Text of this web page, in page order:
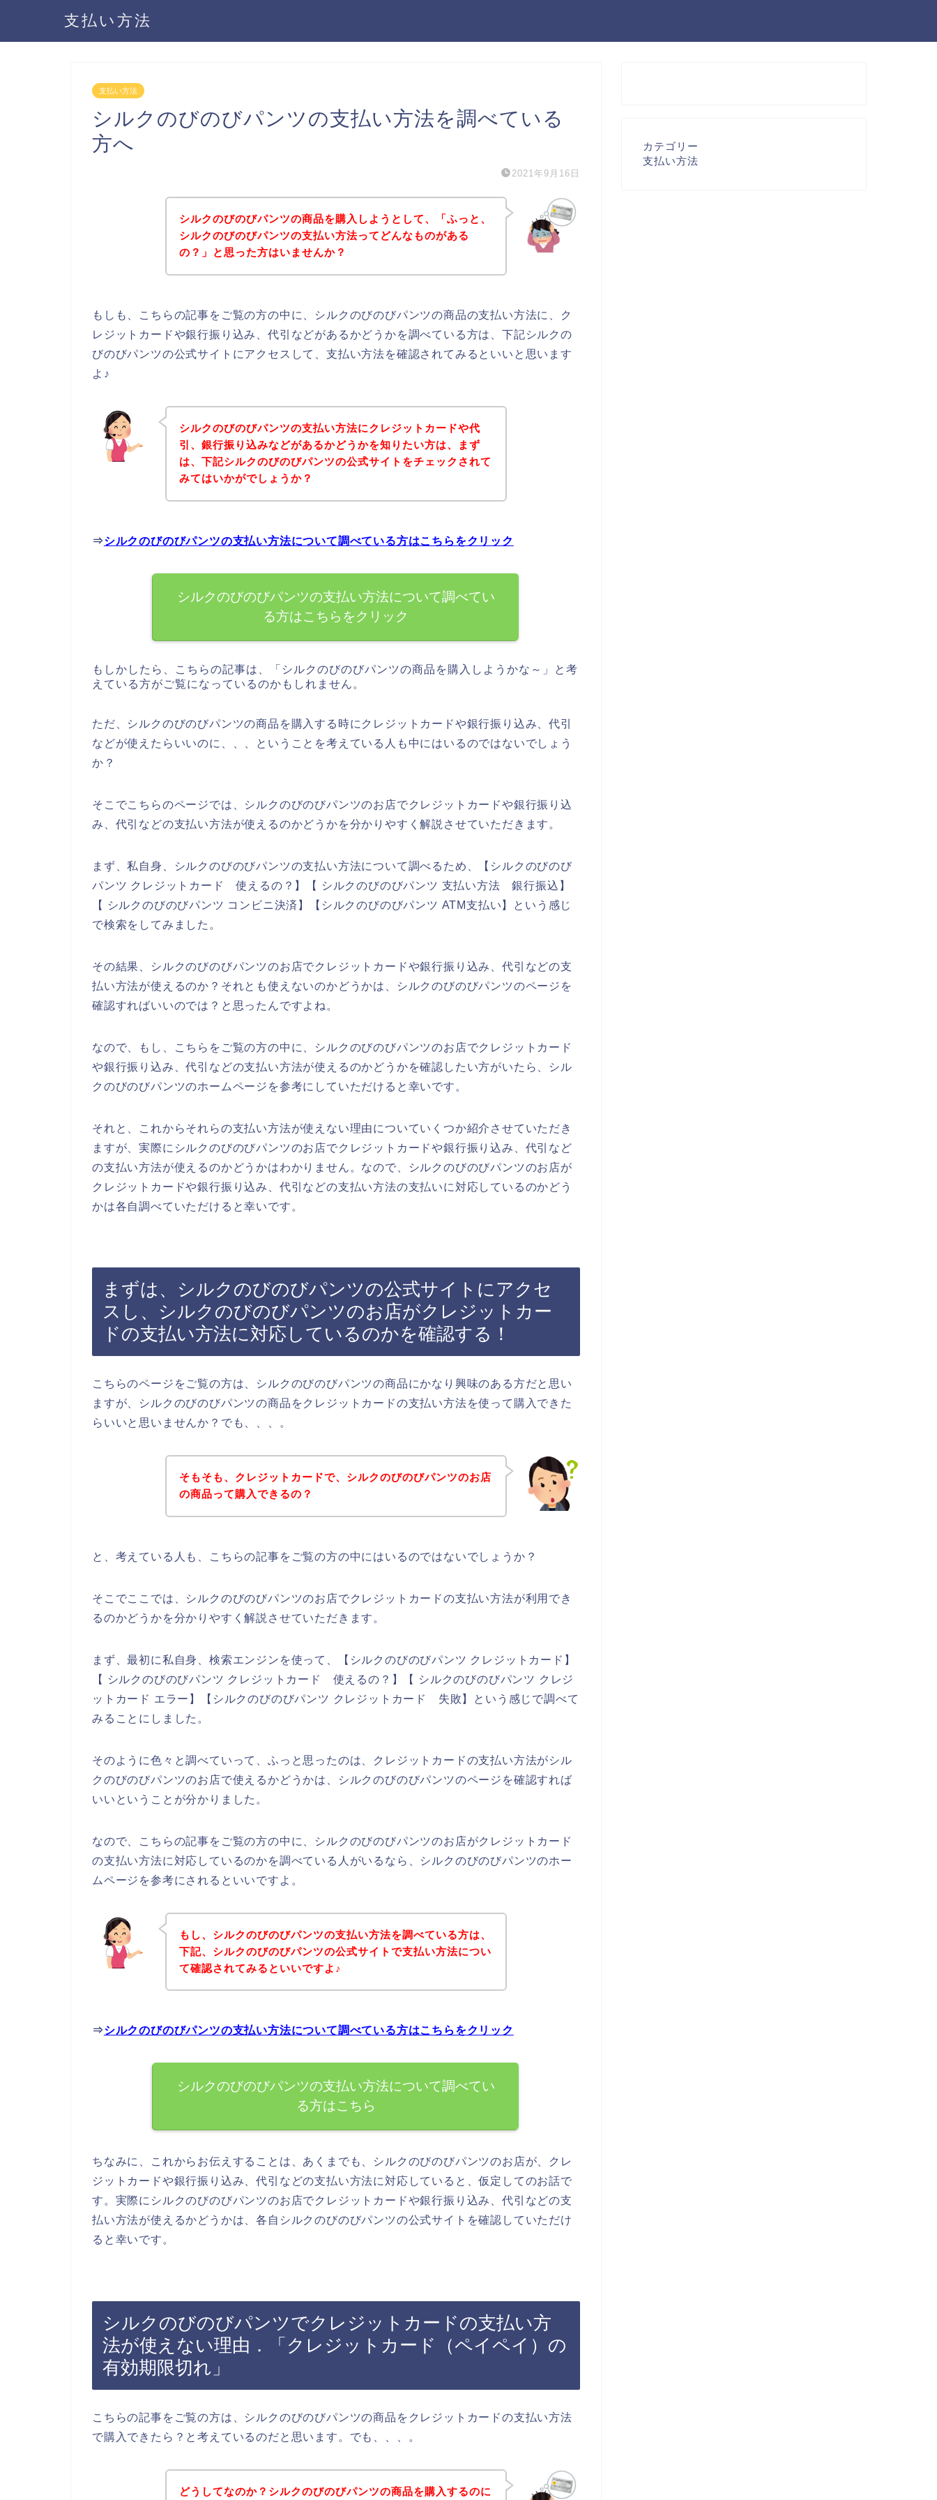
支払い方法
支払い方法
シルクのびのびパンツの支払い方法を調べている
方へ
2021年9月16日
シルクのびのびパンツの商品を購入しようとして、「ふっと、
シルクのびのびパンツの支払い方法ってどんなものがある
の？」と思った方はいませんか？
もしも、こちらの記事をご覧の方の中に、シルクのびのびパンツの商品の支払い方法に、ク
レジットカードや銀行振り込み、代引などがあるかどうかを調べている方は、下記シルクの
びのびパンツの公式サイトにアクセスして、支払い方法を確認されてみるといいと思います
よ♪
シルクのびのびパンツの支払い方法にクレジットカードや代
引、銀行振り込みなどがあるかどうかを知りたい方は、まず
は、下記シルクのびのびパンツの公式サイトをチェックされて
みてはいかがでしょうか？
⇒シルクのびのびパンツの支払い方法について調べている方はこちらをクリック
シルクのびのびパンツの支払い方法について調べてい
る方はこちらをクリック
もしかしたら、こちらの記事は、「シルクのびのびパンツの商品を購入しようかな～」と考
えている方がご覧になっているのかもしれません。
ただ、シルクのびのびパンツの商品を購入する時にクレジットカードや銀行振り込み、代引
などが使えたらいいのに、、、ということを考えている人も中にはいるのではないでしょう
か？
そこでこちらのページでは、シルクのびのびパンツのお店でクレジットカードや銀行振り込
み、代引などの支払い方法が使えるのかどうかを分かりやすく解説させていただきます。
まず、私自身、シルクのびのびパンツの支払い方法について調べるため、【シルクのびのび
パンツ クレジットカード 使えるの？】【 シルクのびのびパンツ 支払い方法 銀行振込】
【 シルクのびのびパンツ コンビニ決済】【シルクのびのびパンツ ATM支払い】という感じ
で検索をしてみました。
その結果、シルクのびのびパンツのお店でクレジットカードや銀行振り込み、代引などの支
払い方法が使えるのか？それとも使えないのかどうかは、シルクのびのびパンツのページを
確認すればいいのでは？と思ったんですよね。
なので、もし、こちらをご覧の方の中に、シルクのびのびパンツのお店でクレジットカード
や銀行振り込み、代引などの支払い方法が使えるのかどうかを確認したい方がいたら、シル
クのびのびパンツのホームページを参考にしていただけると幸いです。
それと、これからそれらの支払い方法が使えない理由についていくつか紹介させていただき
ますが、実際にシルクのびのびパンツのお店でクレジットカードや銀行振り込み、代引など
の支払い方法が使えるのかどうかはわかりません。なので、シルクのびのびパンツのお店が
クレジットカードや銀行振り込み、代引などの支払い方法の支払いに対応しているのかどう
かは各自調べていただけると幸いです。
まずは、シルクのびのびパンツの公式サイトにアクセ
スし、シルクのびのびパンツのお店がクレジットカー
ドの支払い方法に対応しているのかを確認する！
こちらのページをご覧の方は、シルクのびのびパンツの商品にかなり興味のある方だと思い
ますが、シルクのびのびパンツの商品をクレジットカードの支払い方法を使って購入できた
らいいと思いませんか？でも、、、。
そもそも、クレジットカードで、シルクのびのびパンツのお店
の商品って購入できるの？
と、考えている人も、こちらの記事をご覧の方の中にはいるのではないでしょうか？
そこでここでは、シルクのびのびパンツのお店でクレジットカードの支払い方法が利用でき
るのかどうかを分かりやすく解説させていただきます。
まず、最初に私自身、検索エンジンを使って、【シルクのびのびパンツ クレジットカード】
【 シルクのびのびパンツ クレジットカード 使えるの？】【 シルクのびのびパンツ クレジ
ットカード エラー】【シルクのびのびパンツ クレジットカード 失敗】という感じで調べて
みることにしました。
そのように色々と調べていって、ふっと思ったのは、クレジットカードの支払い方法がシル
クのびのびパンツのお店で使えるかどうかは、シルクのびのびパンツのページを確認すれば
いいということが分かりました。
なので、こちらの記事をご覧の方の中に、シルクのびのびパンツのお店がクレジットカード
の支払い方法に対応しているのかを調べている人がいるなら、シルクのびのびパンツのホー
ムページを参考にされるといいですよ。
もし、シルクのびのびパンツの支払い方法を調べている方は、
下記、シルクのびのびパンツの公式サイトで支払い方法につい
て確認されてみるといいですよ♪
⇒シルクのびのびパンツの支払い方法について調べている方はこちらをクリック
シルクのびのびパンツの支払い方法について調べてい
る方はこちら
ちなみに、これからお伝えすることは、あくまでも、シルクのびのびパンツのお店が、クレ
ジットカードや銀行振り込み、代引などの支払い方法に対応していると、仮定してのお話で
す。実際にシルクのびのびパンツのお店でクレジットカードや銀行振り込み、代引などの支
払い方法が使えるかどうかは、各自シルクのびのびパンツの公式サイトを確認していただけ
ると幸いです。
シルクのびのびパンツでクレジットカードの支払い方
法が使えない理由．「クレジットカード（ペイペイ）の
有効期限切れ」
こちらの記事をご覧の方は、シルクのびのびパンツの商品をクレジットカードの支払い方法
で購入できたら？と考えているのだと思います。でも、、、。
どうしてなのか？シルクのびのびパンツの商品を購入するのに
カテゴリー
支払い方法